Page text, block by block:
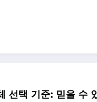
선택 기준: 믿을 수